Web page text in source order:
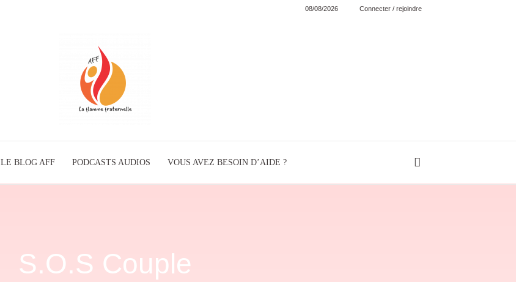
08/08/2026 Connecter / rejoindre
La
LE BLOG AFF PODCASTS AUDIOS VOUS AVEZ BESOIN D’AIDE ?
S.O.S Couple